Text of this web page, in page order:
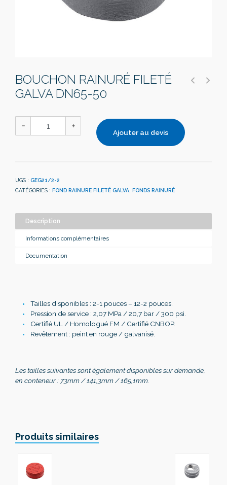
BOUCHON RAINURÉ FILETÉ
GALVA DN65-50
Ajouter au devis
UGS : GEG21/2-2
CATÉGORIES : FOND RAINURE FILETÉ GALVA FONDS RAINURÉ
Description
Informations complémentaires
Documentation
Tailles disponibles : 2-1 pouces – 12-2 pouces.
Pression de service : 2,07 MPa / 20,7 bar / 300 psi.
Certifié UL / Homologué FM / Certifié CNBOP.
Revêtement : peint en rouge / galvanisé.
Les tailles suivantes sont également disponibles sur demande,
en conteneur : 73mm / 141,3mm / 165,1mm.
Produits similaires